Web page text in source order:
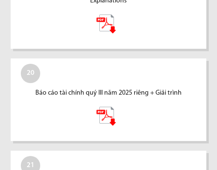
20
Báo cáo tài chính quý III năm 2025 riêng + Giải trình
21